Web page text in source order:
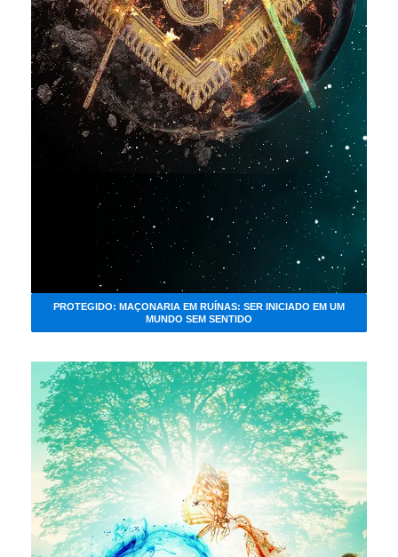
PROTEGIDO: MAÇONARIA EM RUÍNAS: SER INICIADO EM UM
MUNDO SEM SENTIDO